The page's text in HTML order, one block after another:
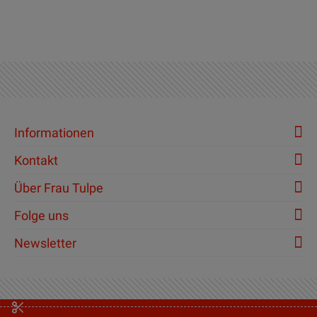
Informationen
Kontakt
Über Frau Tulpe
Folge uns
Newsletter